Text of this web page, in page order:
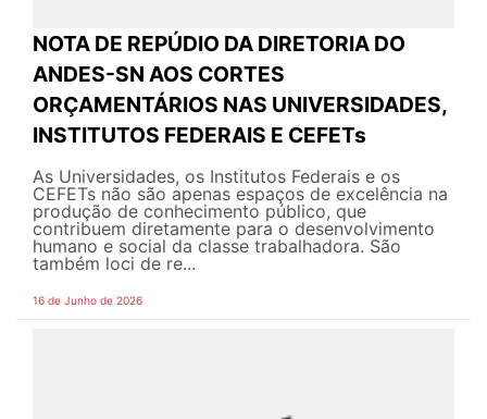
NOTA DE REPÚDIO DA DIRETORIA DO
ANDES-SN AOS CORTES
ORÇAMENTÁRIOS NAS UNIVERSIDADES,
INSTITUTOS FEDERAIS E CEFETs
As Universidades, os Institutos Federais e os
CEFETs não são apenas espaços de excelência na
produção de conhecimento público, que
contribuem diretamente para o desenvolvimento
humano e social da classe trabalhadora. São
também loci de re...
16 de Junho de 2026